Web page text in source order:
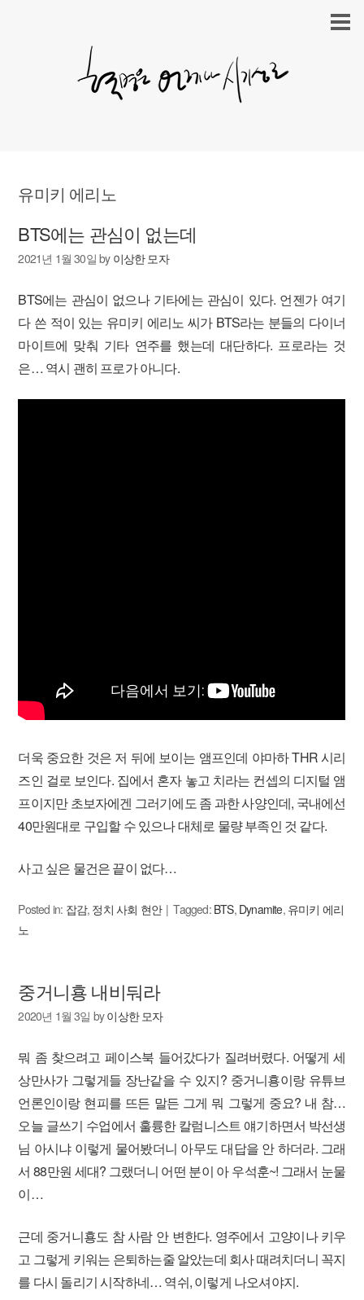
유미키 에리노
BTS에는 관심이 없는데
2021년 1월 30일 by 이상한 모자
BTS에는 관심이 없으나 기타에는 관심이 있다. 언젠가 여기
다 쓴 적이 있는 유미키 에리노 씨가 BTS라는 분들의 다이너
마이트에 맞춰 기타 연주를 했는데 대단하다. 프로라는 것
은… 역시 괜히 프로가 아니다.
더욱 중요한 것은 저 뒤에 보이는 앰프인데 야마하 THR 시리
즈인 걸로 보인다. 집에서 혼자 놓고 치라는 컨셉의 디지털 앰
프이지만 초보자에겐 그러기에도 좀 과한 사양인데, 국내에선
40만원대로 구입할 수 있으나 대체로 물량 부족인 것 같다.
사고 싶은 물건은 끝이 없다…
Posted in: 잡감, 정치 사회 현안 Tagged: BTS, Dynamite, 유미키 에리
노
중거니횽 내비둬라
2020년 1월 3일 by이상한 모자
뭐 좀 찾으려고 페이스북 들어갔다가 질려버렸다. 어떻게 세
상만사가 그렇게들 장난같을 수 있지? 중거니횽이랑 유튜브
언론인이랑 현피를 뜨든 말든 그게 뭐 그렇게 중요? 내 참…
오늘 글쓰기 수업에서 훌륭한 칼럼니스트 얘기하면서 박선생
님 아시냐 이렇게 물어봤더니 아무도 대답을 안 하더라. 그래
서 88만원 세대? 그랬더니 어떤 분이 아 우석훈~! 그래서 눈물
이…
근데 중거니횽도 참 사람 안 변한다. 영주에서 고양이나 키우
고 그렇게 키워는 은퇴하는줄 알았는데 회사 때려치더니 꼭지
를 다시 돌리기 시작하네… 역쉬, 이렇게 나오셔야지.